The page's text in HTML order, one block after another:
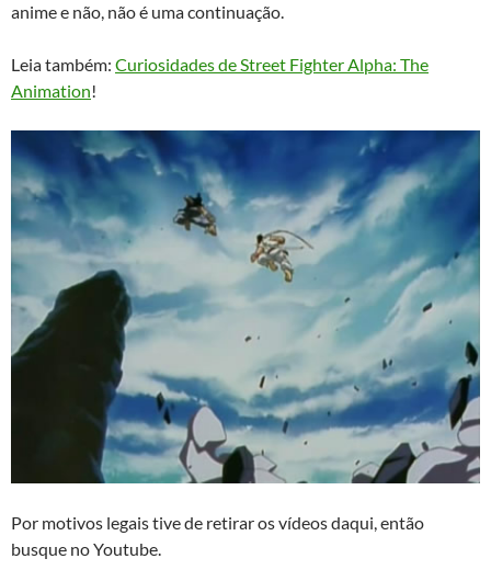
anime e não, não é uma continuação.
Leia também: Curiosidades de Street Fighter Alpha: The
Animation!
Por motivos legais tive de retirar os vídeos daqui, então
busque no Youtube.